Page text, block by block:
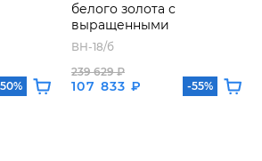
белого золота с
выращенными
бриллиантами
ВН-18/б
107 833 ₽
239 629 ₽
-55%